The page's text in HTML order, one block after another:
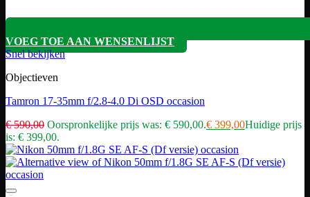
VOEG TOE AAN WENSENLIJST
Snel bekijken
Objectieven
Tamron 17-35mm f/2.8-4.0 Di OSD occasion
€590,00 Oorspronkelijke prijs was: € 590,00.€ 399,00Huidige prijs
is: € 399,00.